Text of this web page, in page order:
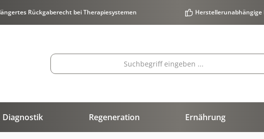
Rückgaberecht bei Therapiesystemen
Diagnostik Regeneration Ernährung